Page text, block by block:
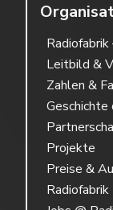
Leitbild &
Zahlen &
Geschichte
Projekte
Preise &